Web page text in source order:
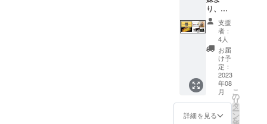
す。 ・
限定デ
ザイン
フィル
ターイ
ンボト
ルス
モー
キーピ
ンクカ
ラー1本
(内容
ケット
は1枚で
単品ド
リンク
メ
ニュー
の中か
ら１つ
引き換
えでき
るチ
ケット
り、感
謝の気
持ちを
込めた
感謝の
御礼動
定デザ
イン
フィル
ターイ
ンボト
支援
者：
4人
お届
け予
定：
2023
年08
月
詳細を見る
こ
の
リ
タ
ー
ン
を